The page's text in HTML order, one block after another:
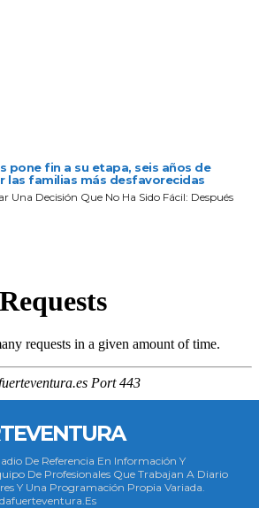
pone fin a su etapa, seis años de
las familias más desfavorecidas
Una Decisión Que No Ha Sido Fácil: Después
De Referencia En Información Y
De Profesionales Que Trabajan A Diario
Y Una Programación Propia Variada.